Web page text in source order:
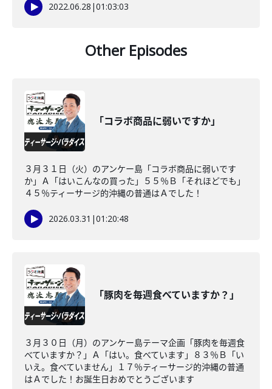
2022.06.28 |01:03:03
Other Episodes
「コラボ商品に弱いですか」
３月３１日（火）のアンケー島「コラボ商品に弱いです
か」Ａ「はいこんなの買った」５５％Ｂ「それほどでも」
４５％ティーサージ的沖縄の普通はＡでした！
2026.03.31 |01:20:48
「豚肉を毎週食べていますか？」
３月３０日（月）のアンケー島テーマ企画「豚肉を毎週食
べていますか？」Ａ「はい。食べています」８３％Ｂ「い
いえ。食べていません」１７％ティーサージ的沖縄の普通
はＡでした！お誕生日おめでとうございます